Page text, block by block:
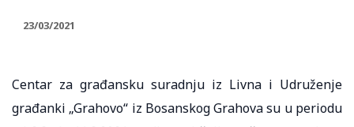
23/03/2021
Centar za građansku suradnju iz Livna i Udruženje
građanki „Grahovo“ iz Bosanskog Grahova su u periodu